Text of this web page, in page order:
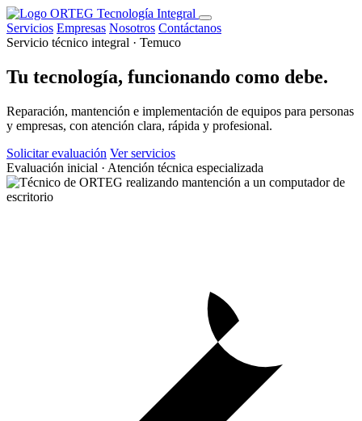
Servicios Empresas Nosotros Contáctanos
Servicio técnico integral · Temuco
Tu tecnología, funcionando como debe.
Reparación, mantención e implementación de equipos para personas
y empresas, con atención clara, rápida y profesional.
Solicitar evaluación Ver servicios
Evaluación inicial · Atención técnica especializada